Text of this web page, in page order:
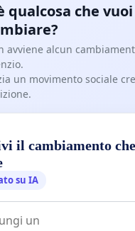
qualcosa che vuoi
avviene alcun
un movimento sociale
il cambiamento
su IA